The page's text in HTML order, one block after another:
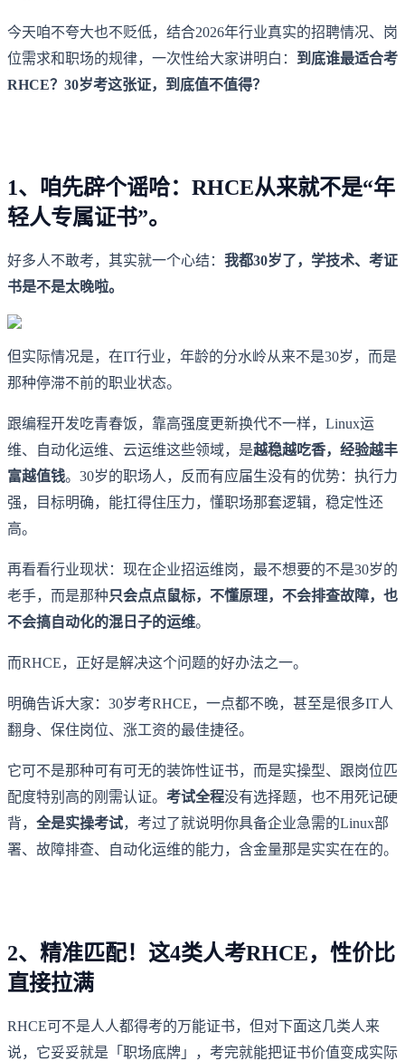
今天咱不夸大也不贬低，结合2026年行业真实的招聘情况、岗
位需求和职场的规律，一次性给大家讲明白： 到底谁最适合考
RHCE？30岁考这张证，到底值不值得？
1、咱先辟个谣哈：RHCE从来就不是“年
轻人专属证书”。
好多人不敢考，其实就一个心结： 我都30岁了，学技术、考证
书是不是太晚啦。
但实际情况是，在IT行业，年龄的分水岭从来不是30岁，而是
那种停滞不前的职业状态。
跟编程开发吃青春饭，靠高强度更新换代不一样，Linux运
维、自动化运维、云运维这些领域，是越稳越吃香，经验越丰
富越值钱。30岁的职场人，反而有应届生没有的优势：执行力
强，目标明确，能扛得住压力，懂职场那套逻辑，稳定性还
高。
再看看行业现状：现在企业招运维岗，最不想要的不是30岁的
老手，而是那种只会点点鼠标，不懂原理，不会排查故障，也
不会搞自动化的混日子的运维。
而RHCE，正好是解决这个问题的好办法之一。
明确告诉大家：30岁考RHCE，一点都不晚，甚至是很多IT人
翻身、保住岗位、涨工资的最佳捷径。
它可不是那种可有可无的装饰性证书，而是实操型、跟岗位匹
配度特别高的刚需认证。 考试全程没有选择题，也不用死记硬
背， 全是实操考试，考过了就说明你具备企业急需的Linux部
署、故障排查、自动化运维的能力，含金量那是实实在在的。
2、精准匹配！这4类人考RHCE，性价比
直接拉满
RHCE可不是人人都得考的万能证书，但对下面这几类人来
说，它妥妥就是「职场底牌」，考完就能把证书价值变成实际